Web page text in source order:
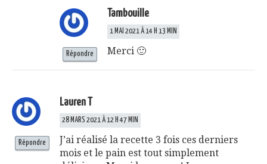
Tambouille
1 MAI 2021 À 14 H 13 MIN
Merci 🙂
Répondre
Lauren T
28 MARS 2021 À 12 H 47 MIN
J’ai réalisé la recette 3 fois ces derniers
mois et le pain est tout simplement
Répondre